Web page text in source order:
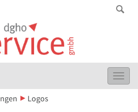
Logos